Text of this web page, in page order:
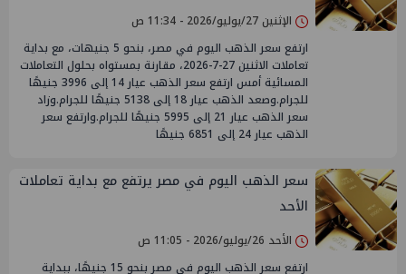
الإثنين 27/يوليو/2026 - 11:34 ص
ارتفع سعر الذهب اليوم في مصر، بنحو 5 جنيهات، مع بداية
تعاملات الاثنين 27-7-2026، مقارنة بمستواه بحلول التعاملات
المسائية أمس ارتفع سعر الذهب عيار 14 إلى 3996 جنيهًا
للجرام.وصعد الذهب عيار 18 إلى 5138 جنيهًا للجرام.وزاد
سعر الذهب عيار 21 إلى 5995 جنيهًا للجرام.وارتفع سعر
الذهب عيار 24 إلى 6851 جنيهًا
سعر الذهب اليوم في مصر يرتفع مع بداية تعاملات
الأحد
الأحد 26/يوليو/2026 - 11:05 ص
ارتفع سعر الذهب اليوم في مصر بنحو 15 جنيهًا، ببداية